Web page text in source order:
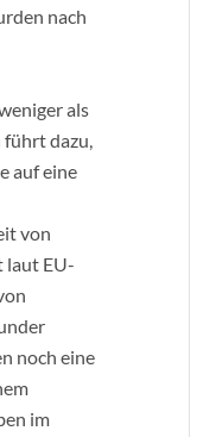
nach
als
führt dazu,
auf eine
von
laut EU-
noch eine
im